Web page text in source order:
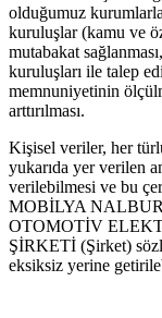
olduğumuz
kuruluşlar (kamu ve
mutabakat
kuruluşları ile talep
memnuniyetinin
arttırılması.
Kişisel veriler, her
yukarıda yer verilen
verilebilmesi ve bu
MOBİLYA
OTOMOTİV
ŞİRKETİ (Şirket)
eksiksiz yerine